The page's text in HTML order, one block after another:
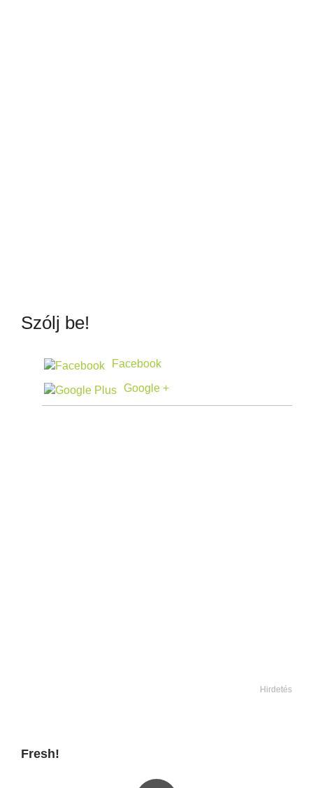
Szólj be!
Facebook
Google +
Hirdetés
Fresh!